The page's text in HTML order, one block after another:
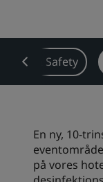
& Safety
En ny, 10-
på vores